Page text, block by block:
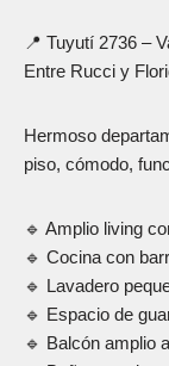
📍 Tuyutí 2736 –
Entre Rucci y
Hermoso
piso, cómodo,
🔹 Amplio living
🔹 Cocina con
🔹 Lavadero
🔹 Espacio de
🔹 Balcón amplio